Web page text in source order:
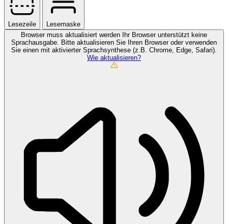
Lesezeile
Lesemaske
Browser muss aktualisiert werden
Ihr Browser unterstützt keine
Sprachausgabe. Bitte aktualisieren Sie Ihren Browser oder verwenden
Sie einen mit aktivierter Sprachsynthese (z.B. Chrome, Edge, Safari).
Wie aktualisieren?